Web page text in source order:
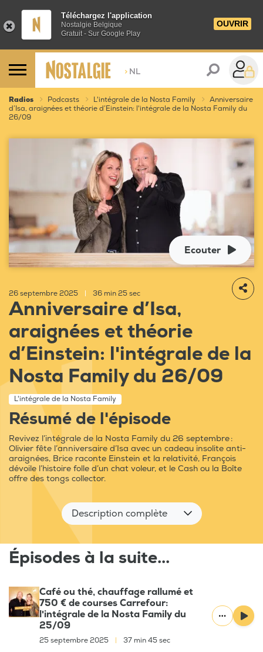
Téléchargez l'application
Nostalgie Belgique
Gratuit - Sur Google Play
OUVRIR
> NL
Radios Podcasts L'intégrale de la Nosta Family
Anniversaire
d’Isa, araignées et théorie d’Einstein: l'intégrale de la Nosta Family du
26/09
Ecouter
26 septembre 2025 36 min 25 sec
Anniversaire d’Isa,
araignées et théorie
d’Einstein: l'intégrale de la
Nosta Family du 26/09
L'intégrale de la Nosta Family
Résumé de l'épisode
Revivez l’intégrale de la Nosta Family du 26 septembre :
Olivier fête l’anniversaire d’Isa avec un cadeau insolite anti-
araignées, Brice raconte Einstein et la relativité, François
dévoile l’histoire folle d’un chat voleur, et le Cash ou la Boîte
offre des tongs collector.
Description complète
Épisodes à la suite...
Café ou thé, chauffage rallumé et
750 € de courses Carrefour:
l'intégrale de la Nosta Family du
25/09
25 septembre 2025 37 min 45 sec